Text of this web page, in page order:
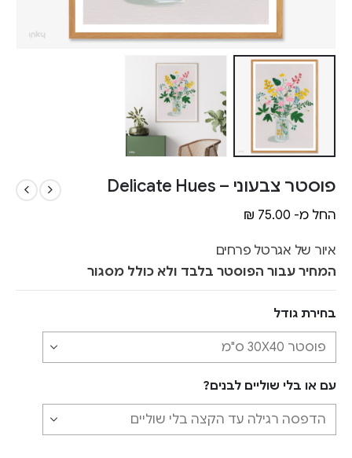
פוסטר צבעוני – Delicate Hues
החל מ- ₪ 75.00
איור של אגרטל פרחים
המחיר עבור הפוסטר בלבד ולא כולל מסגור
בחירת גודל
עם או בלי שוליים לבנים?